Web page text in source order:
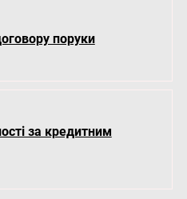
поруки
за кредитним